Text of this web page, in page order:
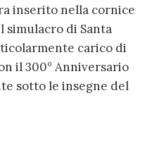
inserito nella cornice
simulacro di Santa
carico di
il 300° Anniversario
sotto le insegne del